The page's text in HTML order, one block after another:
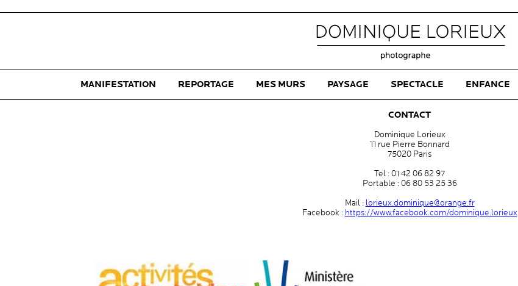
MANIFESTATION REPORTAGE MES MURS PAYSAGE SPECTACLE ENFANCE
CONTACT
Dominique Lorieux
11 rue Pierre Bonnard
75020 Paris
Tel : 01 42 06 82 97
Portable : 06 80 53 25 36
Mail : lorieux.dominique@orange.fr
Facebook : https://www.facebook.com/dominique.lorieux